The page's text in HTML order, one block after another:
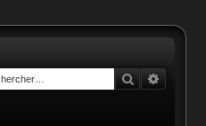
Rechercher